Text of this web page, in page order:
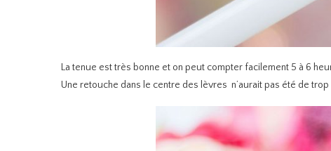
La tenue est très bonne et on peut compter facilement 5 à 6
Une retouche dans le centre des lèvres n’aurait pas été de